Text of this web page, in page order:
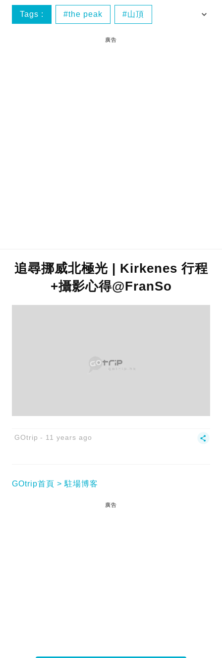
Tags : the peak 山頂
山頂環迴步行徑
廣告
追尋挪威北極光 | Kirkenes 行程
+攝影心得@FranSo
GOtrip 11 years ago
GOtrip首頁 駐場博客
廣告